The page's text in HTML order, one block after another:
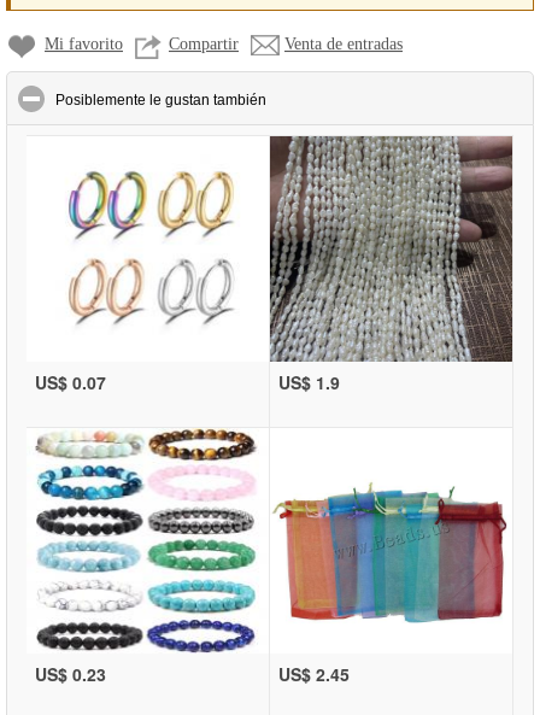
Mi favorito Compartir Venta de entradas
Posiblemente le gustan también
US$ 0.07 US$ 1.9
US$ 0.23 US$ 2.45